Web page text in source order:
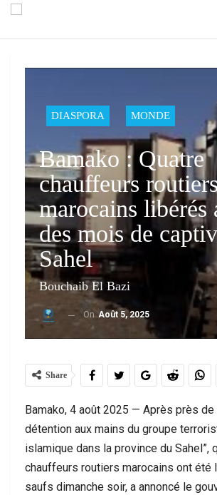
DIASPORA MONDE
Bamako : Quatre
chauffeurs
marocains libérés
des mois de
Sahel
Bouchaib El Bazi
On Août 5, 2025
Share
Bamako, 4 août 2025 — Après près
détention aux mains du groupe
islamique dans la province du Sahel”,
chauffeurs routiers marocains ont été
saufs dimanche soir, a annoncé le